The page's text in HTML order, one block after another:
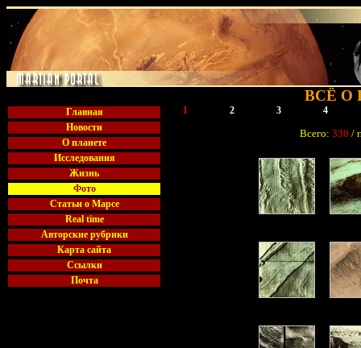
ВСЁ О
Главная
Новости
О планете
Исследования
Жизнь
Фото
Статьи о Марсе
Real time
Авторские рубрики
Карта сайта
Ссылки
Почта
1 2 3 4
Всего: 330 /